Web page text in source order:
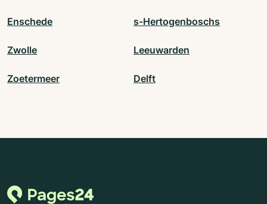
Enschede s-Hertogenboschs
Zwolle Leeuwarden
Zoetermeer Delft